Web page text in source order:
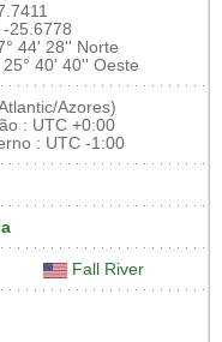
-25.6778
44' 28'' Norte
25° 40' 40'' Oeste
Azores)
: UTC +0:00
: UTC -1:00
Fall River